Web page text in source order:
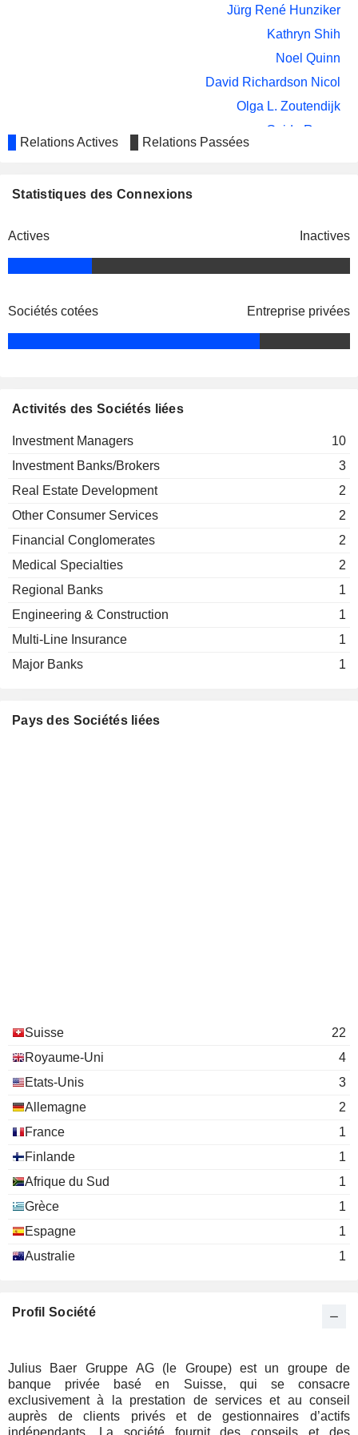
Jürg René Hunziker
Kathryn Shih
Noel Quinn
David Richardson Nicol
Olga L. Zoutendijk
Guido Ruoss
Luigi Vignola
Daniel J. Sauter
International Institute for
Management Development
Bernhard Hodler
Philipp Rickenbacher
Other Consumer Services
Romeo Lacher
Boris F. J. Collardi
Bernard Keller
Stiftung Avenir Suisse
Daniel J. Sauter
Romeo Lacher
Eftychia Fischer-Iatrou
Zurich Chamber of Commerce
Association of Swiss Asset &
Relations Actives Relations Passées
Statistiques des Connexions
Actives Inactives
Sociétés cotées Entreprise privées
Activités des Sociétés liées
Investment Managers
10
Investment Banks/Brokers
3
Real Estate Development
2
Other Consumer Services
2
Financial Conglomerates
2
Medical Specialties
2
Regional Banks
1
Engineering & Construction
1
Multi-Line Insurance
1
Major Banks
1
Pays des Sociétés liées
Suisse
22
Royaume-Uni
4
Etats-Unis
3
Allemagne
2
France
1
Finlande
1
Afrique du Sud
1
Grèce
1
Espagne
1
Australie
1
Profil Société
Julius Baer Gruppe AG (le Groupe) est un groupe de
banque privée basé en Suisse, qui se consacre
exclusivement à la prestation de services et au conseil
auprès de clients privés et de gestionnaires d’actifs
indépendants. La société fournit des conseils et des